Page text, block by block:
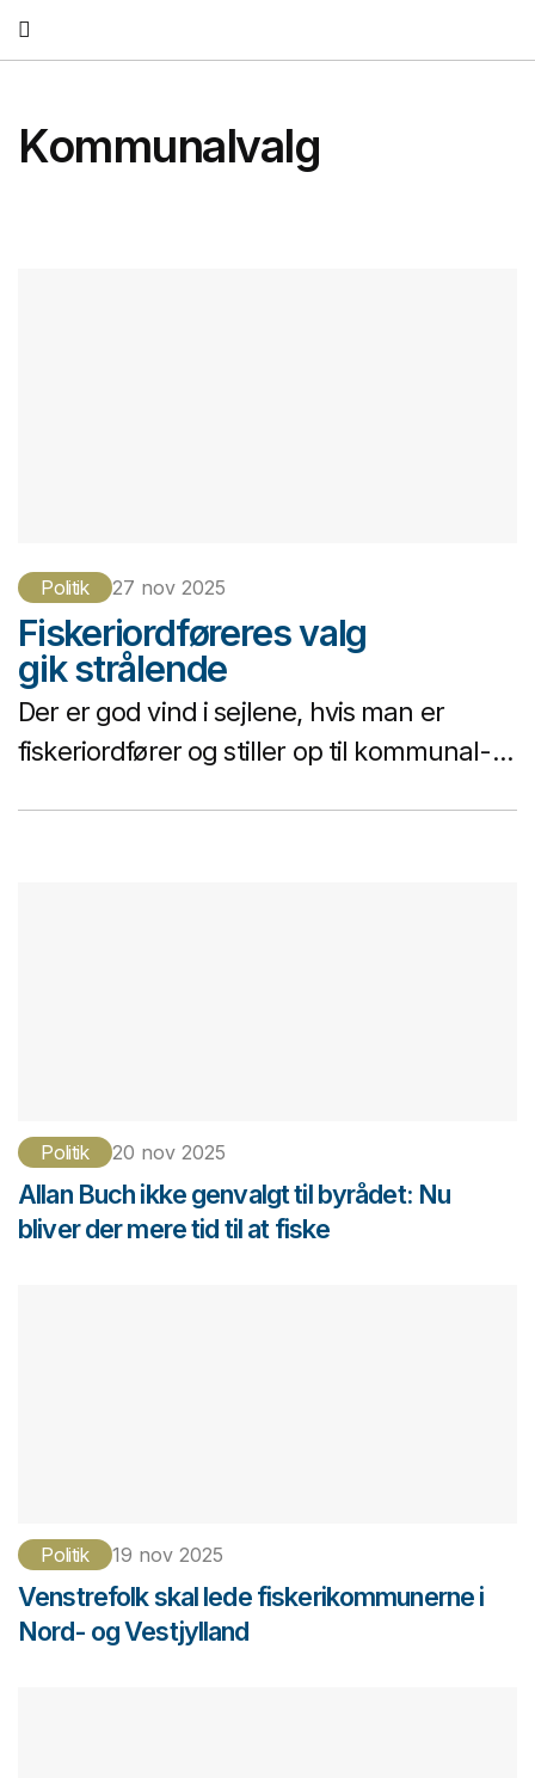
Kommunalvalg
Politik 27 nov 2025
Fiskeriordføreres valg
gik strålende
Der er god vind i sejlene, hvis man er
fiskeriordfører og stiller op til kommunal-...
Politik 20 nov 2025
Allan Buch ikke genvalgt til byrådet: Nu
bliver der mere tid til at fiske
Politik 19 nov 2025
Venstrefolk skal lede fiskerikommunerne i
Nord- og Vestjylland